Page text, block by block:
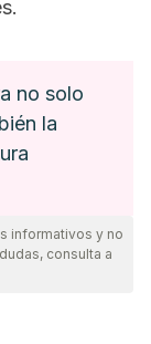
no solo
la
informativos y no
consulta a